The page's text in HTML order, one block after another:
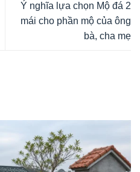
Ý nghĩa lựa chọn Mộ đá 2
mái cho phần mộ của ông
bà, cha mẹ